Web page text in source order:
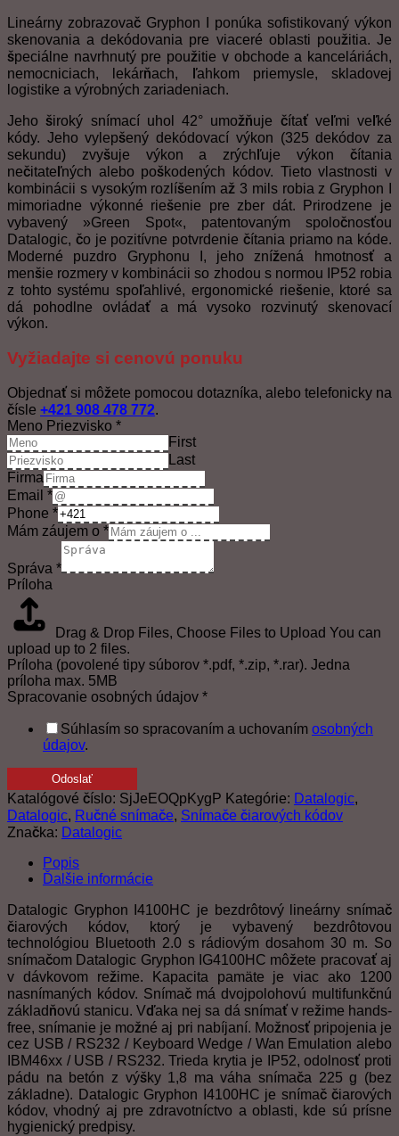
Lineárny zobrazovač Gryphon I ponúka sofistikovaný výkon
skenovania a dekódovania pre viaceré oblasti použitia. Je
špeciálne navrhnutý pre použitie v obchode a kanceláriách,
nemocniciach, lekárňach, ľahkom priemysle, skladovej
logistike a výrobných zariadeniach.
Jeho široký snímací uhol 42° umožňuje čítať veľmi veľké
kódy. Jeho vylepšený dekódovací výkon (325 dekódov za
sekundu) zvyšuje výkon a zrýchľuje výkon čítania
nečitateľných alebo poškodených kódov. Tieto vlastnosti v
kombinácii s vysokým rozlíšením až 3 mils robia z Gryphon I
mimoriadne výkonné riešenie pre zber dát. Prirodzene je
vybavený »Green Spot«, patentovaným spoločnosťou
Datalogic, čo je pozitívne potvrdenie čítania priamo na kóde.
Moderné puzdro Gryphonu I, jeho znížená hmotnosť a
menšie rozmery v kombinácii so zhodou s normou IP52 robia
z tohto systému spoľahlivé, ergonomické riešenie, ktoré sa
dá pohodlne ovládať a má vysoko rozvinutý skenovací
výkon.
Vyžiadajte si cenovú ponuku
Objednať si môžete pomocou dotazníka, alebo telefonicky na
čísle +421 908 478 772.
Meno Priezvisko *
First
Last
Firma
Email *
Phone *
Mám záujem o *
Správa *
Príloha
Drag & Drop Files, Choose Files to Upload You can
upload up to 2 files.
Príloha (povolené tipy súborov *.pdf, *.zip, *.rar). Jedna
príloha max. 5MB
Spracovanie osobných údajov *
Súhlasím so spracovaním a uchovaním osobných
údajov.
Odoslať
Katalógové číslo: SjJeEOQpKygP Kategórie: Datalogic,
Datalogic, Ručné snímače, Snímače čiarových kódov
Značka: Datalogic
Popis
Ďalšie informácie
Datalogic Gryphon I4100HC je bezdrôtový lineárny snímač
čiarových kódov, ktorý je vybavený bezdrôtovou
technológiou Bluetooth 2.0 s rádiovým dosahom 30 m. So
snímačom Datalogic Gryphon IG4100HC môžete pracovať aj
v dávkovom režime. Kapacita pamäte je viac ako 1200
nasnímaných kódov. Snímač má dvojpolohovú multifunkčnú
základňovú stanicu. Vďaka nej sa dá snímať v režime hands-
free, snímanie je možné aj pri nabíjaní. Možnosť pripojenia je
cez USB / RS232 / Keyboard Wedge / Wan Emulation alebo
IBM46xx / USB / RS232. Trieda krytia je IP52, odolnosť proti
pádu na betón z výšky 1,8 ma váha snímača 225 g (bez
základne). Datalogic Gryphon I4100HC je snímač čiarových
kódov, vhodný aj pre zdravotníctvo a oblasti, kde sú prísne
hygienický predpisy.